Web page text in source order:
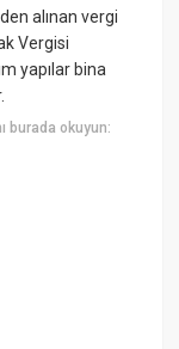
alınan vergi
Vergisi
yapılar bina
burada okuyun: